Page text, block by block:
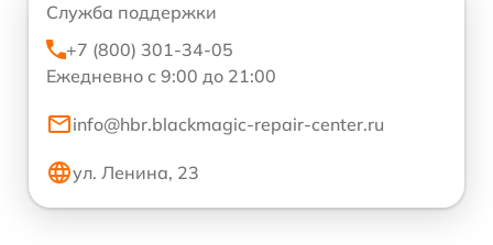
Служба поддержки
+7 (800) 301-34-05
Ежедневно с 9:00 до 21:00
info@hbr.blackmagic-repair-center.ru
ул. Ленина, 23